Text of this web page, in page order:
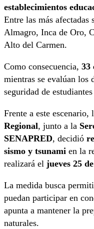
establecimientos
Entre las más afectadas
Almagro, Inca de Oro,
Alto del Carmen.
Como consecuencia, 33
mientras se evalúan los
seguridad de
Frente a este escenario,
Regional, junto a la
SENAPRED, decidió
sismo y tsunami en la
realizará el jueves 25
La medida busca
puedan participar en
apunta a mantener la
naturales.